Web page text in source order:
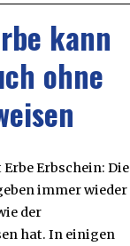
kann
ohne
Erbschein: Die
immer wieder
der
hat. In einigen